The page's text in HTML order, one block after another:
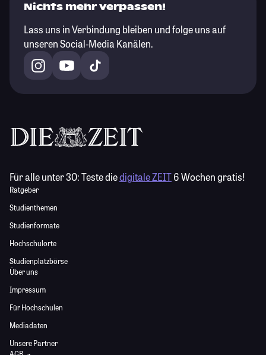
Nichts mehr verpassen!
Lass uns in Verbindung bleiben und folge uns auf
unseren Social-Media Kanälen.
Für alle unter 30:Teste diedigitale ZEIT6 Wochen gratis!
Ratgeber
Studienthemen
Studienformate
Hochschulorte
Studienplatzbörse
Über uns
Impressum
Für Hochschulen
Mediadaten
Unsere Partner